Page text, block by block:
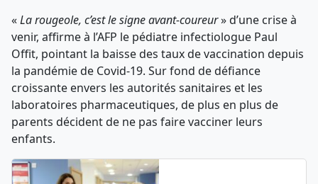
«La rougeole, c’est le signe avant-coureur» d’une crise à
venir, affirme à l’AFP le pédiatre infectiologue Paul
Offit, pointant la baisse des taux de vaccination depuis
la pandémie de Covid-19. Sur fond de défiance
croissante envers les autorités sanitaires et les
laboratoires pharmaceutiques, de plus en plus de
parents décident de ne pas faire vacciner leurs
enfants.